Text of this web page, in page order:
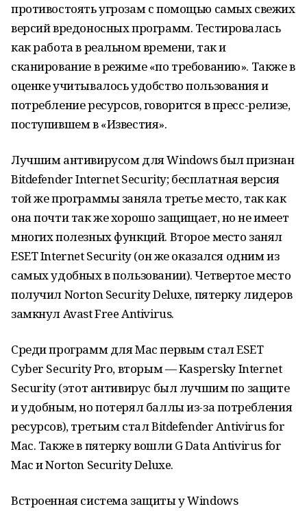
противостоять угрозам с помощью самых свежих
версий вредоносных программ. Тестировалась
как работа в реальном времени, так и
сканирование в режиме «по требованию». Также в
оценке учитывалось удобство пользования и
потребление ресурсов, говорится в пресс-релизе,
поступившем в «Известия».
Лучшим антивирусом для Windows был признан
Bitdefender Internet Security; бесплатная версия
той же программы заняла третье место, так как
она почти так же хорошо защищает, но не имеет
многих полезных функций. Второе место занял
ESET Internet Security (он же оказался одним из
самых удобных в пользовании). Четвертое место
получил Norton Security Deluxe, пятерку лидеров
замкнул Avast Free Antivirus.
Среди программ для Mac первым стал ESET
Cyber Security Pro, вторым — Kaspersky Internet
Security (этот антивирус был лучшим по защите
и удобным, но потерял баллы из-за потребления
ресурсов), третьим стал Bitdefender Antivirus for
Mac. Также в пятерку вошли G Data Antivirus for
Mac и Norton Security Deluxe.
Встроенная система защиты у Windows